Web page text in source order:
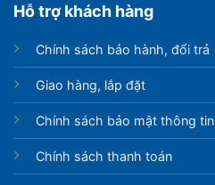
Hỗ trợ khách hàng
Chính sách bảo hành, đổi trả
Giao hàng, lắp đặt
Chính sách bảo mật thông tin
Chính sách thanh toán